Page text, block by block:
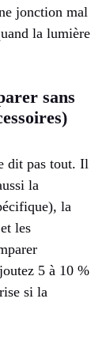
jonction mal
la lumière
sans
dit pas tout. Il
la
la
les
5 à 10 %
si la